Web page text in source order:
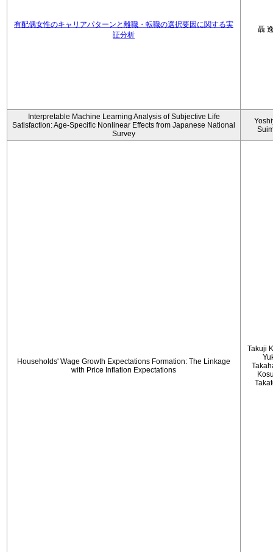
有配偶女性のキャリアパターンと離職・転職の選択要因に関する実
証分析
聶
Interpretable Machine Learning Analysis of Subjective Life
Satisfaction: Age-Specific Nonlinear Effects from Japanese National
Survey
Households' Wage Growth Expectations Formation: The Linkage
with Price Inflation Expectations
Takuji